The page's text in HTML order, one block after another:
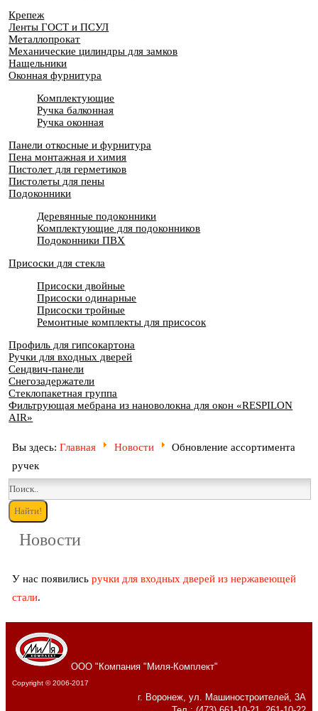
Крепеж
Ленты ГОСТ и ПСУЛ
Металлопрокат
Механические цилиндры для замков
Нащельники
Оконная фурнитура
Комплектующие
Ручка балконная
Ручка оконная
Панели откосные и фурнитура
Пена монтажная и химия
Пистолет для герметиков
Пистолеты для пены
Подоконники
Деревянные подоконники
Комплектующие для подоконников
Подоконники ПВХ
Присоски для стекла
Присоски двойные
Присоски одинарные
Присоски тройные
Ремонтные комплекты для присосок
Профиль для гипсокартона
Ручки для входных дверей
Сендвич-панели
Снегозадержатели
Стеклопакетная группа
Фильтрующая мебрана из нановолокна для окон «RESPILON
AIR»
Вы здесь:Главная Новости
Обновление ассортимента
ручек
Новости
У нас появилисьручки для входных дверей из нержавеющей
стали.
ООО "Компания "Миля-Комплект"
Copyright © 2006-2017
г. Воронеж, ул. Машиностроителей, 3А